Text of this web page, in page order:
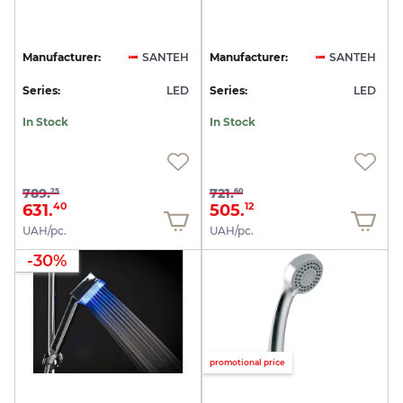
Manufacturer: SANTEH
Series: LED
In Stock
789.25
631.40
UAH/pc.
Manufacturer: SANTEH
Series: LED
In Stock
721.60
505.12
UAH/pc.
-30%
promotional price